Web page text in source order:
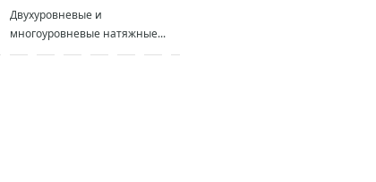
Двухуровневые и
многоуровневые натяжные...